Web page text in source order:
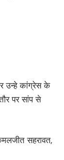
उन्हे कांग्रेस के
पर सांप से
सहरावत,